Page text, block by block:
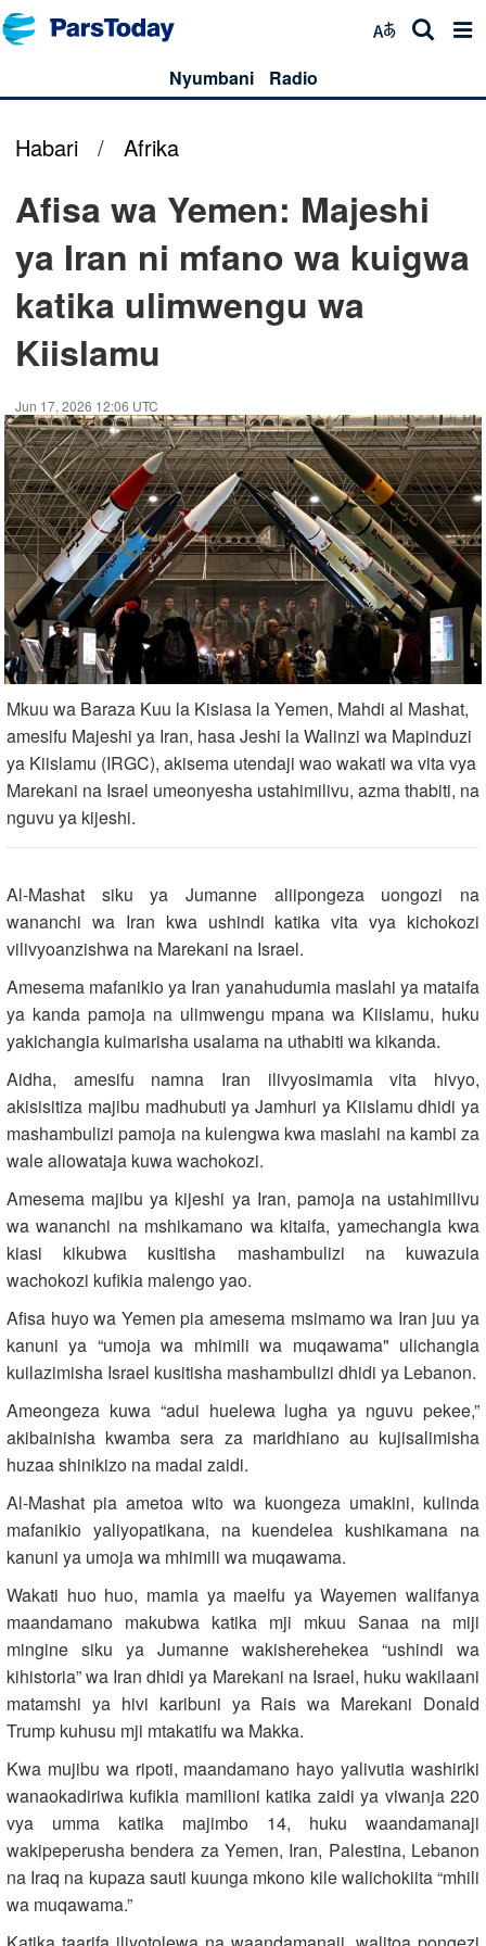
Nyumbani Radio
Habari / Afrika
Afisa wa Yemen: Majeshi
ya Iran ni mfano wa kuigwa
katika ulimwengu wa
Kiislamu
Jun 17, 2026 12:06 UTC
Mkuu wa Baraza Kuu la Kisiasa la Yemen, Mahdi al Mashat,
amesifu Majeshi ya Iran, hasa Jeshi la Walinzi wa Mapinduzi
ya Kiislamu (IRGC), akisema utendaji wao wakati wa vita vya
Marekani na Israel umeonyesha ustahimilivu, azma thabiti, na
nguvu ya kijeshi.
Al‑Mashat siku ya Jumanne aliipongeza uongozi na
wananchi wa Iran kwa ushindi katika vita vya kichokozi
vilivyoanzishwa na Marekani na Israel.
Amesema mafanikio ya Iran yanahudumia maslahi ya mataifa
ya kanda pamoja na ulimwengu mpana wa Kiislamu, huku
yakichangia kuimarisha usalama na uthabiti wa kikanda.
Aidha, amesifu namna Iran ilivyosimamia vita hivyo,
akisisitiza majibu madhubuti ya Jamhuri ya Kiislamu dhidi ya
mashambulizi pamoja na kulengwa kwa maslahi na kambi za
wale aliowataja kuwa wachokozi.
Amesema majibu ya kijeshi ya Iran, pamoja na ustahimilivu
wa wananchi na mshikamano wa kitaifa, yamechangia kwa
kiasi kikubwa kusitisha mashambulizi na kuwazuia
wachokozi kufikia malengo yao.
Afisa huyo wa Yemen pia amesema msimamo wa Iran juu ya
kanuni ya “umoja wa mhimili wa muqawama" ulichangia
kuilazimisha Israel kusitisha mashambulizi dhidi ya Lebanon.
Ameongeza kuwa “adui huelewa lugha ya nguvu pekee,”
akibainisha kwamba sera za maridhiano au kujisalimisha
huzaa shinikizo na madai zaidi.
Al‑Mashat pia ametoa wito wa kuongeza umakini, kulinda
mafanikio yaliyopatikana, na kuendelea kushikamana na
kanuni ya umoja wa mhimili wa muqawama.
Wakati huo huo, mamia ya maelfu ya Wayemen walifanya
maandamano makubwa katika mji mkuu Sanaa na miji
mingine siku ya Jumanne wakisherehekea “ushindi wa
kihistoria” wa Iran dhidi ya Marekani na Israel, huku wakilaani
matamshi ya hivi karibuni ya Rais wa Marekani Donald
Trump kuhusu mji mtakatifu wa Makka.
Kwa mujibu wa ripoti, maandamano hayo yalivutia washiriki
wanaokadiriwa kufikia mamilioni katika zaidi ya viwanja 220
vya umma katika majimbo 14, huku waandamanaji
wakipeperusha bendera za Yemen, Iran, Palestina, Lebanon
na Iraq na kupaza sauti kuunga mkono kile walichokiita “mhili
wa muqawama.”